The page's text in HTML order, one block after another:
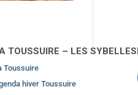
TOUSSUIRE – LES SYBELLES
Toussuire
hiver Toussuire